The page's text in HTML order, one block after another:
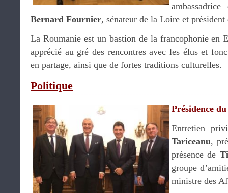
Bernard Fournier, sénateur de la Loire et
La Roumanie est un bastion de la francophonie en
apprécié au gré des rencontres avec les élus et
en partage, ainsi que de fortes traditions culturelles.
Politique
Présidence
Entretien
Tariceanu,
présence de
groupe
ministre des